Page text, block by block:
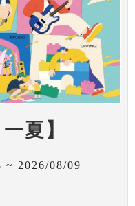
夏】
~ 2026/08/09